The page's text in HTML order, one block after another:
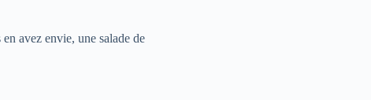
avez envie, une salade de